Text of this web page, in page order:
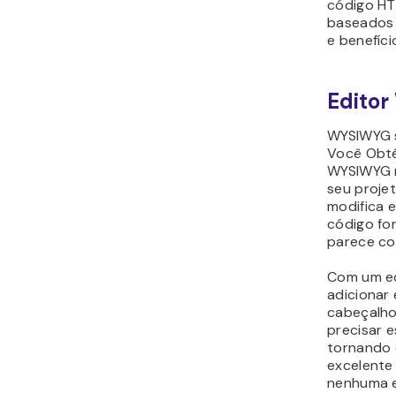
código
e
Editor
Você
seu
modifica
código
parece
Com um
adicionar
precisar
tornando
nenhuma